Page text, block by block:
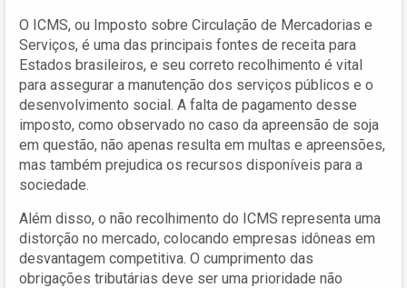
O ICMS, ou Imposto sobre Circulação de Mercadorias e
Serviços, é uma das principais fontes de receita para
Estados brasileiros, e seu correto recolhimento é vital
para assegurar a manutenção dos serviços públicos e o
desenvolvimento social. A falta de pagamento desse
imposto, como observado no caso da apreensão de soja
em questão, não apenas resulta em multas e apreensões,
mas também prejudica os recursos disponíveis para a
sociedade.
Além disso, o não recolhimento do ICMS representa uma
distorção no mercado, colocando empresas idôneas em
desvantagem competitiva. O cumprimento das
obrigações tributárias deve ser uma prioridade não